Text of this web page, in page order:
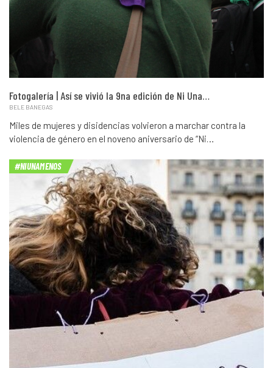
Fotogalería | Así se vivió la 9na edición de Ni Una…
BELE BANEGAS
Miles de mujeres y disidencias volvieron a marchar contra la
violencia de género en el noveno aniversario de “Ni…
#NIUNAMENOS